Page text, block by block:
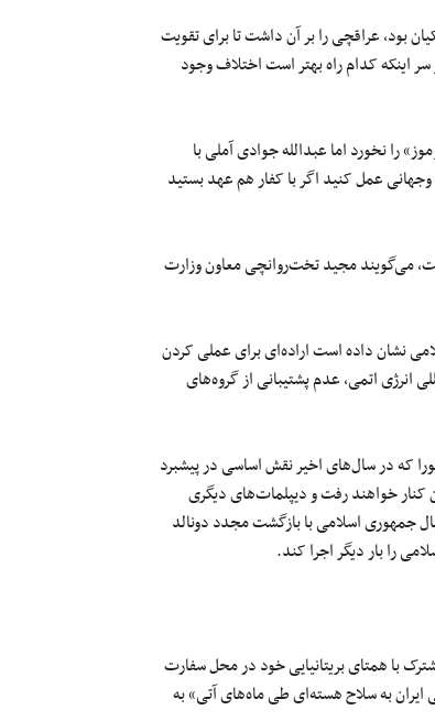
بود، عراقچی را بر آن داشت تا برای تقویت
اینکه کدام راه بهتر است اختلاف وجود
را نخورد اما عبدالله جوادی آملی با
عمل کنید اگر با کفار هم عهد بستید
می‌گویند مجید تخت‌روانچی معاون وزارت
نشان داده است اراده‌ای برای عملی کردن
انرژی اتمی، عدم پشتیبانی از گروه‌های
که در سال‌های اخیر نقش اساسی در پیشبرد
کنار خواهند رفت و دیپلمات‌های دیگری
جمهوری اسلامی با بازگشت مجدد دونالد
را بار دیگر اجرا کند.
با همتای بریتانیایی‌ خود در محل سفارت
ایران به سلاح هسته‌ای طی ماه‌های آتی» به